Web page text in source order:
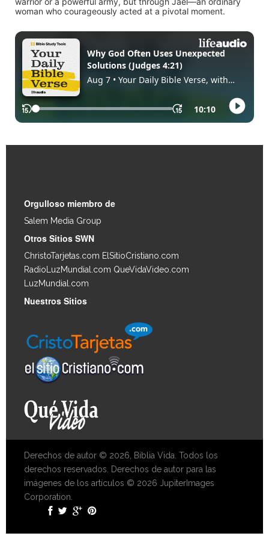
woman who courageously acted at a pivotal moment.
Orgulloso miembro de
Salem Media Group
Otros Sitios SWN
ChristoTarjetas.com ElSitioCristiano.com
RadioLuzMundial.com QueVidaVideo.com
LuzMundial.com
Nuestros Sitios
Derechos de autor © 2026, Biblia Vida. Todos los
derechos reservados. Derechos de autor para las
imágenes de los artículos © 2026 JupiterImages
Corporation.